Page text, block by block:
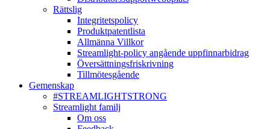
Rättslig
Integritetspolicy
Produktpatentlista
Allmänna Villkor
Streamlight-policy angående uppfinnarbidrag
Översättningsfriskrivning
Tillmötesgående
Gemenskap
#STREAMLIGHTSTRONG
Streamlight familj
Om oss